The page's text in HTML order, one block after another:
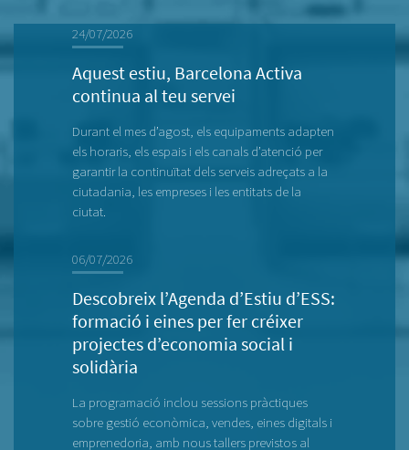
24/07/2026
Aquest estiu, Barcelona Activa
continua al teu servei
Durant el mes d’agost, els equipaments adapten
els horaris, els espais i els canals d’atenció per
garantir la continuïtat dels serveis adreçats a la
ciutadania, les empreses i les entitats de la
ciutat.
06/07/2026
Descobreix l’Agenda d’Estiu d’ESS:
formació i eines per fer créixer
projectes d’economia social i
solidària
La programació inclou sessions pràctiques
sobre gestió econòmica, vendes, eines digitals i
emprenedoria, amb nous tallers previstos al